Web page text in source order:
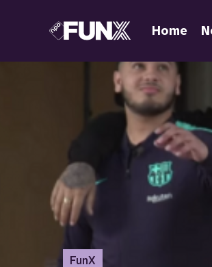
Home
FunX